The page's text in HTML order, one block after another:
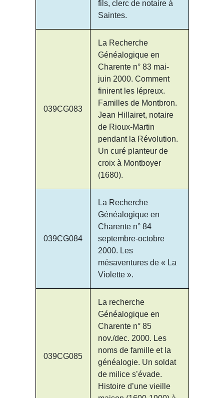
fils, clerc de notaire à
Saintes.
039CG083
La Recherche
Généalogique en
Charente n° 83 mai-
juin 2000. Comment
finirent les lépreux.
Familles de Montbron.
Jean Hillairet, notaire
de Rioux-Martin
pendant la Révolution.
Un curé planteur de
croix à Montboyer
(1680).
039CG084
La Recherche
Généalogique en
Charente n° 84
septembre-octobre
2000. Les
mésaventures de « La
Violette ».
039CG085
La recherche
Généalogique en
Charente n° 85
nov./dec. 2000. Les
noms de famille et la
généalogie. Un soldat
de milice s’évade.
Histoire d’une vieille